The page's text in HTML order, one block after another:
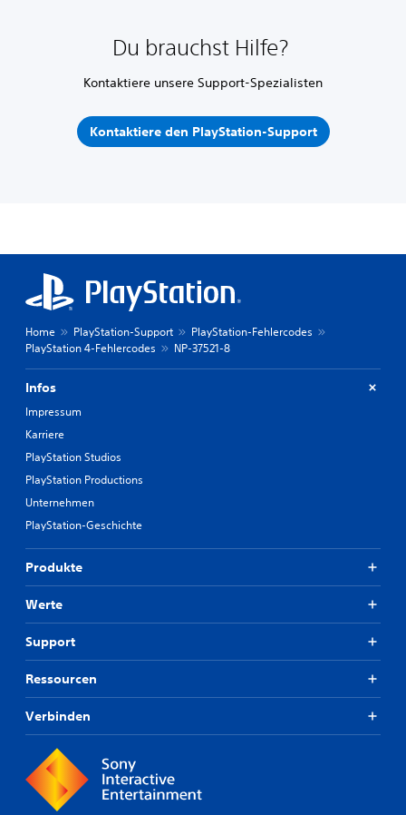
Du brauchst Hilfe?
Kontaktiere unsere Support-Spezialisten
Kontaktiere den PlayStation-Support
Home PlayStation-Support
PlayStation-Fehlercodes
PlayStation 4-Fehlercodes
NP-37521-8
Infos
Impressum
Karriere
PlayStation Studios
PlayStation Productions
Unternehmen
PlayStation-Geschichte
Produkte
Werte
Support
Ressourcen
Verbinden